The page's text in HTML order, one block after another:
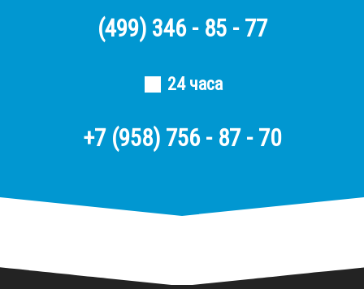
(499) 346 - 85 - 77
24 часа
+7 (958) 756 - 87 - 70